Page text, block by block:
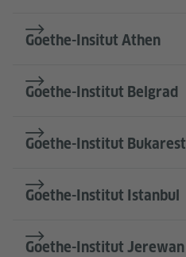
Goethe-Insitut Athen
Goethe-Institut Belgrad
Goethe-Institut Bukarest
Goethe-Institut Istanbul
Goethe-Institut Jerewan